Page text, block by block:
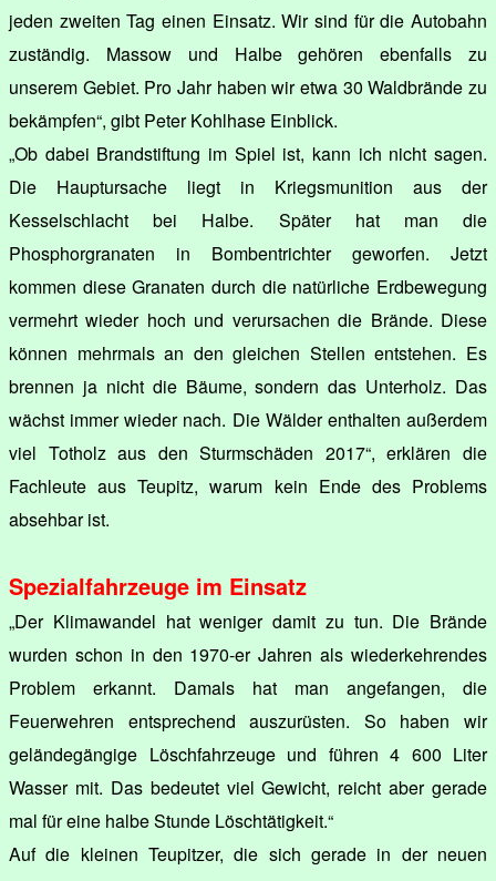
jeden zweiten Tag einen Einsatz. Wir sind für die Autobahn
zuständig. Massow und Halbe gehören ebenfalls zu
unserem Gebiet. Pro Jahr haben wir etwa 30 Waldbrände zu
bekämpfen“, gibt Peter Kohlhase Einblick.
„Ob dabei Brandstiftung im Spiel ist, kann ich nicht sagen.
Die Hauptursache liegt in Kriegsmunition aus der
Kesselschlacht bei Halbe. Später hat man die
Phosphorgranaten in Bombentrichter geworfen. Jetzt
kommen diese Granaten durch die natürliche Erdbewegung
vermehrt wieder hoch und verursachen die Brände. Diese
können mehrmals an den gleichen Stellen entstehen. Es
brennen ja nicht die Bäume, sondern das Unterholz. Das
wächst immer wieder nach. Die Wälder enthalten außerdem
viel Totholz aus den Sturmschäden 2017“, erklären die
Fachleute aus Teupitz, warum kein Ende des Problems
absehbar ist.
Spezialfahrzeuge im Einsatz
„Der Klimawandel hat weniger damit zu tun. Die Brände
wurden schon in den 1970-er Jahren als wiederkehrendes
Problem erkannt. Damals hat man angefangen, die
Feuerwehren entsprechend auszurüsten. So haben wir
geländegängige Löschfahrzeuge und führen 4 600 Liter
Wasser mit. Das bedeutet viel Gewicht, reicht aber gerade
mal für eine halbe Stunde Löschtätigkeit.“
Auf die kleinen Teupitzer, die sich gerade in der neuen